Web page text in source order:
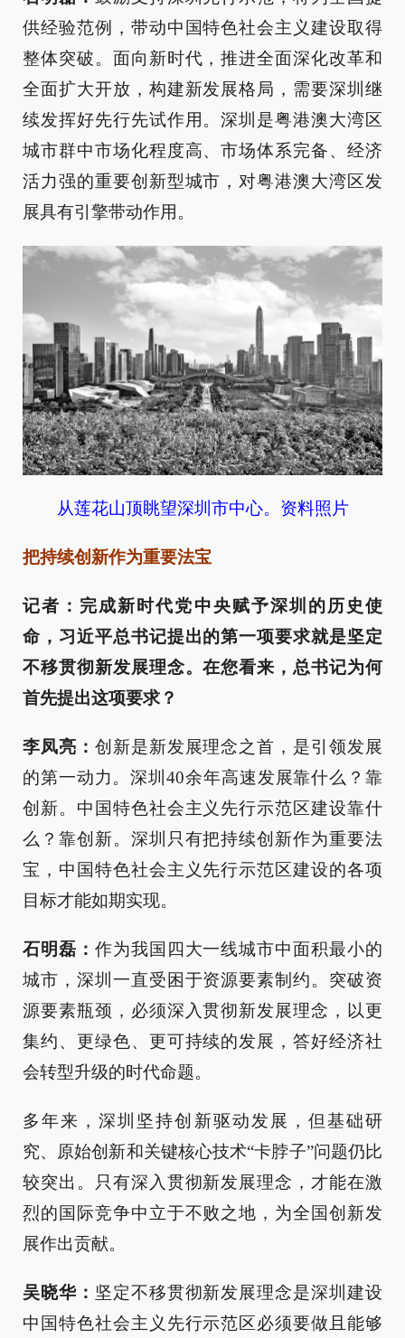
供经验范例，带动中国特色社会主义建设取得
整体突破。面向新时代，推进全面深化改革和
全面扩大开放，构建新发展格局，需要深圳继
续发挥好先行先试作用。深圳是粤港澳大湾区
城市群中市场化程度高、市场体系完备、经济
活力强的重要创新型城市，对粤港澳大湾区发
展具有引擎带动作用。
从莲花山顶眺望深圳市中心。资料照片
把持续创新作为重要法宝
记者：完成新时代党中央赋予深圳的历史使
命，习近平总书记提出的第一项要求就是坚定
不移贯彻新发展理念。在您看来，总书记为何
首先提出这项要求？
李凤亮： 创新是新发展理念之首，是引领发展
的第一动力。深圳40余年高速发展靠什么？靠
创新。中国特色社会主义先行示范区建设靠什
么？靠创新。深圳只有把持续创新作为重要法
宝，中国特色社会主义先行示范区建设的各项
目标才能如期实现。
石明磊： 作为我国四大一线城市中面积最小的
城市，深圳一直受困于资源要素制约。突破资
源要素瓶颈，必须深入贯彻新发展理念，以更
集约、更绿色、更可持续的发展，答好经济社
会转型升级的时代命题。
多年来，深圳坚持创新驱动发展，但基础研
究、原始创新和关键核心技术“卡脖子”问题仍比
较突出。只有深入贯彻新发展理念，才能在激
烈的国际竞争中立于不败之地，为全国创新发
展作出贡献。
吴晓华： 坚定不移贯彻新发展理念是深圳建设
中国特色社会主义先行示范区必须要做且能够